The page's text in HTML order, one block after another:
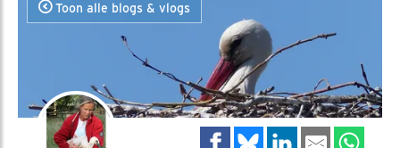
Toon alle blogs & vlogs